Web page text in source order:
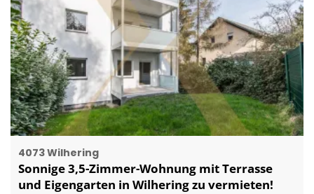
4073 Wilhering
Sonnige 3,5-Zimmer-Wohnung mit Terrasse
und Eigengarten in Wilhering zu vermieten!